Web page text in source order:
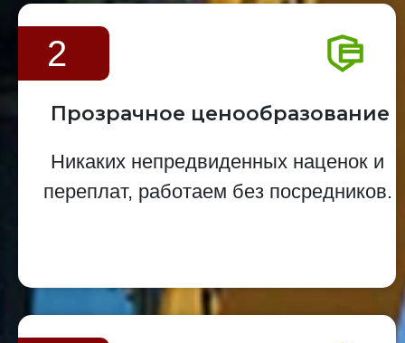
2
Прозрачное ценообразование
Никаких непредвиденных наценок и
переплат, работаем без посредников.